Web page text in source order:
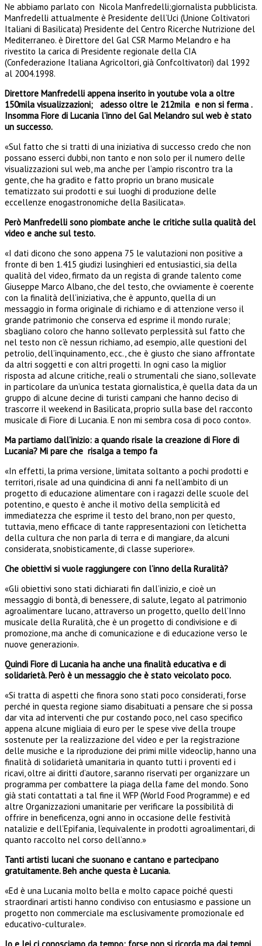
Ne abbiamo parlato con Nicola Manfredelli;giornalista pubblicista.
Manfredelli attualmente è Presidente dell’Uci (Unione Coltivatori
Italiani di Basilicata) Presidente del Centro Ricerche Nutrizione del
Mediterraneo. è Direttore del Gal CSR Marmo Melandro e ha
rivestito la carica di Presidente regionale della CIA
(Confederazione Italiana Agricoltori, già Confcoltivatori) dal 1992
al 2004.1998.
Direttore Manfredelli appena inserito in youtube vola a oltre
150mila visualizzazioni; adesso oltre le 212mila e non si ferma .
Insomma Fiore di Lucania l’inno del Gal Melandro sul web è stato
un successo.
«Sul fatto che si tratti di una iniziativa di successo credo che non
possano esserci dubbi, non tanto e non solo per il numero delle
visualizzazioni sul web, ma anche per l’ampio riscontro tra la
gente, che ha gradito e fatto proprio un brano musicale
tematizzato sui prodotti e sui luoghi di produzione delle
eccellenze enogastronomiche della Basilicata».
Però Manfredelli sono piombate anche le critiche sulla qualità del
video e anche sul testo.
«I dati dicono che sono appena 75 le valutazioni non positive a
fronte di ben 1.415 giudizi lusinghieri ed entusiastici, sia della
qualità del video, firmato da un regista di grande talento come
Giuseppe Marco Albano, che del testo, che ovviamente è coerente
con la finalità dell’iniziativa, che è appunto, quella di un
messaggio in forma originale di richiamo e di attenzione verso il
grande patrimonio che conserva ed esprime il mondo rurale;
sbagliano coloro che hanno sollevato perplessità sul fatto che
nel testo non c’è nessun richiamo, ad esempio, alle questioni del
petrolio, dell’inquinamento, ecc., che è giusto che siano affrontate
da altri soggetti e con altri progetti. In ogni caso la miglior
risposta ad alcune critiche, reali o strumentali che siano, sollevate
in particolare da un’unica testata giornalistica, è quella data da un
gruppo di alcune decine di turisti campani che hanno deciso di
trascorre il weekend in Basilicata, proprio sulla base del racconto
musicale di Fiore di Lucania. E non mi sembra cosa di poco conto».
Ma partiamo dall’inizio: a quando risale la creazione di Fiore di
Lucania? Mi pare che risalga a tempo fa
«In effetti, la prima versione, limitata soltanto a pochi prodotti e
territori, risale ad una quindicina di anni fa nell’ambito di un
progetto di educazione alimentare con i ragazzi delle scuole del
potentino, e questo è anche il motivo della semplicità ed
immediatezza che esprime il testo del brano, non per questo,
tuttavia, meno efficace di tante rappresentazioni con l’etichetta
della cultura che non parla di terra e di mangiare, da alcuni
considerata, snobisticamente, di classe superiore».
Che obiettivi si vuole raggiungere con l’inno della Ruralità?
«Gli obiettivi sono stati dichiarati fin dall’inizio, e cioè un
messaggio di bontà, di benessere, di salute, legato al patrimonio
agroalimentare lucano, attraverso un progetto, quello dell’Inno
musicale della Ruralità, che è un progetto di condivisione e di
promozione, ma anche di comunicazione e di educazione verso le
nuove generazioni».
Quindi Fiore di Lucania ha anche una finalità educativa e di
solidarietà. Però è un messaggio che è stato veicolato poco.
«Si tratta di aspetti che finora sono stati poco considerati, forse
perché in questa regione siamo disabituati a pensare che si possa
dar vita ad interventi che pur costando poco, nel caso specifico
appena alcune migliaia di euro per le spese vive della troupe
sostenute per la realizzazione del video e per la registrazione
delle musiche e la riproduzione dei primi mille videoclip, hanno una
finalità di solidarietà umanitaria in quanto tutti i proventi ed i
ricavi, oltre ai diritti d’autore, saranno riservati per organizzare un
programma per combattere la piaga della fame del mondo. Sono
già stati contattati a tal fine il WFP (World Food Programme) e ed
altre Organizzazioni umanitarie per verificare la possibilità di
offrire in beneficenza, ogni anno in occasione delle festività
natalizie e dell’Epifania, l’equivalente in prodotti agroalimentari, di
quanto raccolto nel corso dell’anno.»
Tanti artisti lucani che suonano e cantano e partecipano
gratuitamente. Beh anche questa è Lucania.
«Ed è una Lucania molto bella e molto capace poiché questi
straordinari artisti hanno condiviso con entusiasmo e passione un
progetto non commerciale ma esclusivamente promozionale ed
educativo-culturale».